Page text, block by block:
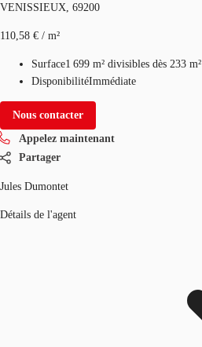
VENISSIEUX, 69200
110,58 € / m²
Surface1 699 m² divisibles dès 233 m²
DisponibilitéImmédiate
Nous contacter
Appelez maintenant
Partager
Jules Dumontet
Détails de l'agent